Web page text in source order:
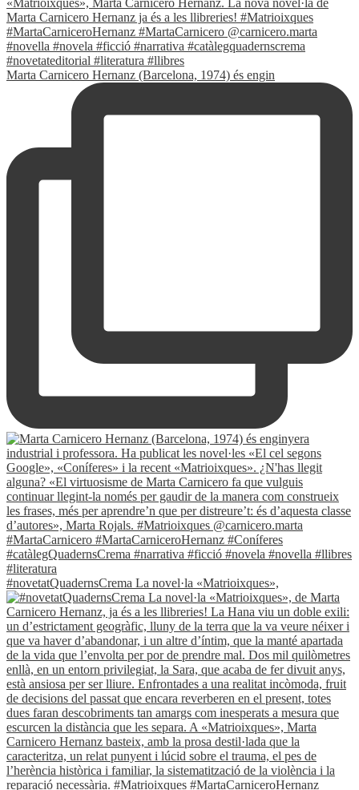
Marta Carnicero Hernanz (Barcelona, 1974) és engin
#novetatQuadernsCrema La novel·la «Matrioixques»,